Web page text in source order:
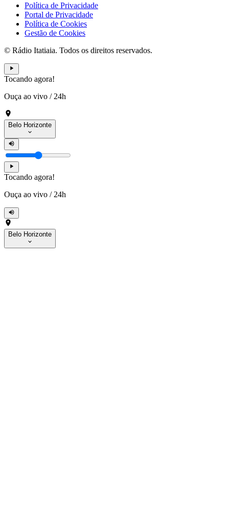
Política de Privacidade
Portal de Privacidade
Política de Cookies
Gestão de Cookies
© Rádio Itatiaia. Todos os direitos reservados.
Tocando agora!
Ouça ao vivo / 24h
Belo Horizonte
Tocando agora!
Ouça ao vivo / 24h
Belo Horizonte